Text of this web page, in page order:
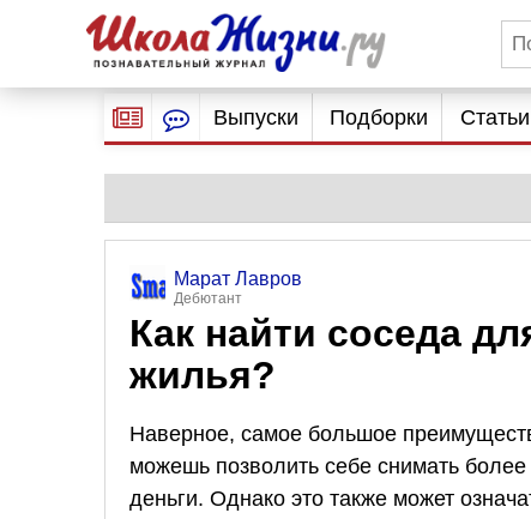
Выпуски Подборки Статьи
Марат Лавров
Дебютант
Как найти соседа
жилья?
Наверное, самое большое
можешь позволить себе снимать
деньги. Однако это также может